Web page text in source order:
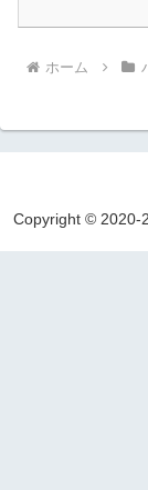
ホーム
Copyright © 2020-